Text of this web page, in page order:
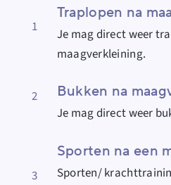
1
Traplopen na
Je mag direct weer
maagverkleining.
2 Bukken na
Je mag direct weer
3
Sporten na een
Sporten/